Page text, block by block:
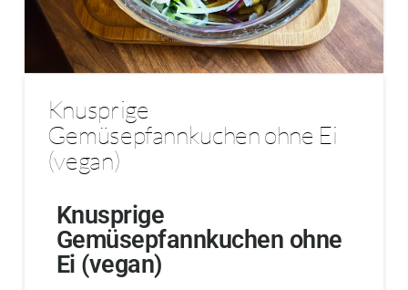
Knusprige
Gemüsepfannkuchen ohne Ei
(vegan)
Knusprige
Gemüsepfannkuchen ohne
Ei (vegan)